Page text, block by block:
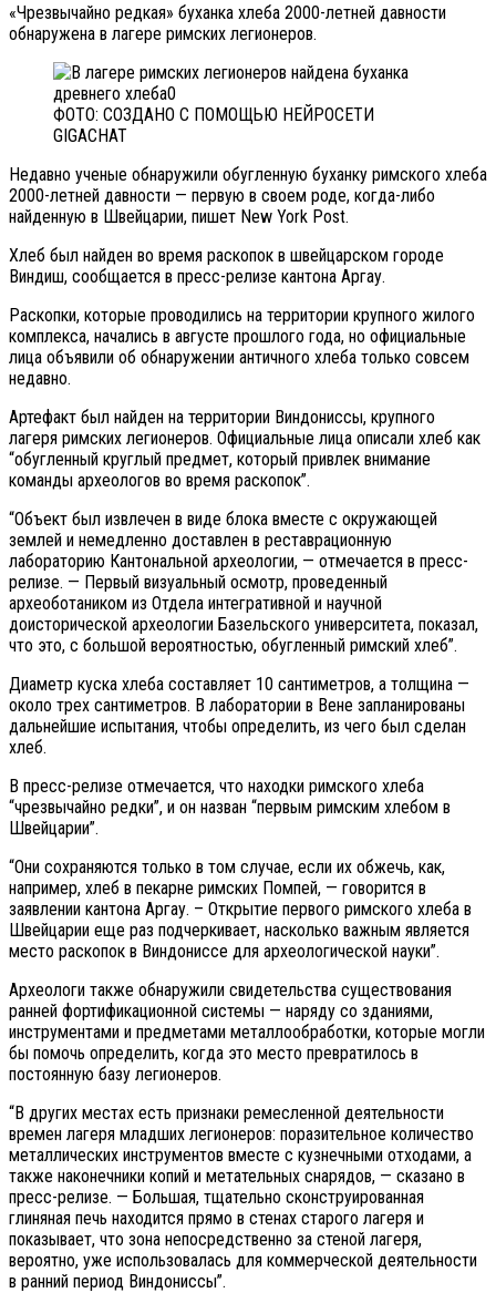
«Чрезвычайно редкая» буханка хлеба 2000-летней давности
обнаружена в лагере римских легионеров.
ФОТО: СОЗДАНО С ПОМОЩЬЮ НЕЙРОСЕТИ
GIGACHAT
Недавно ученые обнаружили обугленную буханку римского хлеба
2000-летней давности — первую в своем роде, когда-либо
найденную в Швейцарии, пишет New York Post.
Хлеб был найден во время раскопок в швейцарском городе
Виндиш, сообщается в пресс-релизе кантона Аргау.
Раскопки, которые проводились на территории крупного жилого
комплекса, начались в августе прошлого года, но официальные
лица объявили об обнаружении античного хлеба только совсем
недавно.
Артефакт был найден на территории Виндониссы, крупного
лагеря римских легионеров. Официальные лица описали хлеб как
“обугленный круглый предмет, который привлек внимание
команды археологов во время раскопок”.
“Объект был извлечен в виде блока вместе с окружающей
землей и немедленно доставлен в реставрационную
лабораторию Кантональной археологии, — отмечается в пресс-
релизе. — Первый визуальный осмотр, проведенный
археоботаником из Отдела интегративной и научной
доисторической археологии Базельского университета, показал,
что это, с большой вероятностью, обугленный римский хлеб”.
Диаметр куска хлеба составляет 10 сантиметров, а толщина —
около трех сантиметров. В лаборатории в Вене запланированы
дальнейшие испытания, чтобы определить, из чего был сделан
хлеб.
В пресс-релизе отмечается, что находки римского хлеба
“чрезвычайно редки”, и он назван “первым римским хлебом в
Швейцарии”.
“Они сохраняются только в том случае, если их обжечь, как,
например, хлеб в пекарне римских Помпей, — говорится в
заявлении кантона Аргау. – Открытие первого римского хлеба в
Швейцарии еще раз подчеркивает, насколько важным является
место раскопок в Виндониссе для археологической науки”.
Археологи также обнаружили свидетельства существования
ранней фортификационной системы — наряду со зданиями,
инструментами и предметами металлообработки, которые могли
бы помочь определить, когда это место превратилось в
постоянную базу легионеров.
“В других местах есть признаки ремесленной деятельности
времен лагеря младших легионеров: поразительное количество
металлических инструментов вместе с кузнечными отходами, а
также наконечники копий и метательных снарядов, — сказано в
пресс-релизе. — Большая, тщательно сконструированная
глиняная печь находится прямо в стенах старого лагеря и
показывает, что зона непосредственно за стеной лагеря,
вероятно, уже использовалась для коммерческой деятельности
в ранний период Виндониссы”.